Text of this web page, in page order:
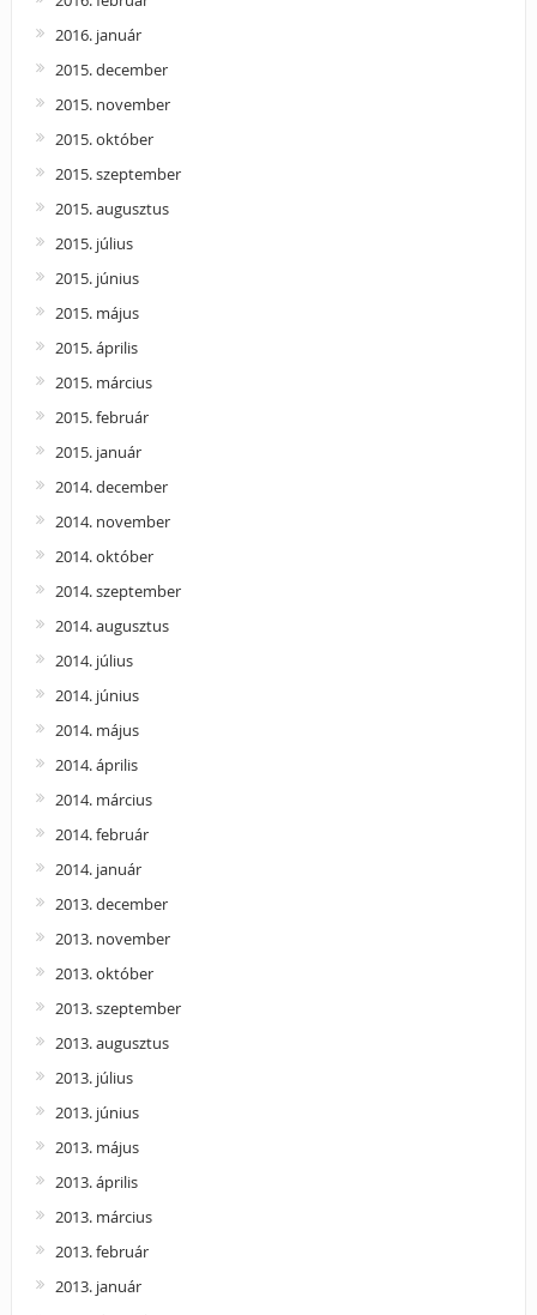
2016. január
2015. december
2015. november
2015. október
2015. szeptember
2015. augusztus
2015. július
2015. június
2015. május
2015. április
2015. március
2015. február
2015. január
2014. december
2014. november
2014. október
2014. szeptember
2014. augusztus
2014. július
2014. június
2014. május
2014. április
2014. március
2014. február
2014. január
2013. december
2013. november
2013. október
2013. szeptember
2013. augusztus
2013. július
2013. június
2013. május
2013. április
2013. március
2013. február
2013. január